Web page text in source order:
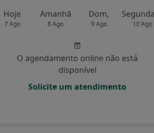
Hoje
7 Ago
Amanhã
8 Ago
Dom,
9 Ago 10 Ago
O agendamento online não está
disponível
Solicite um atendimento